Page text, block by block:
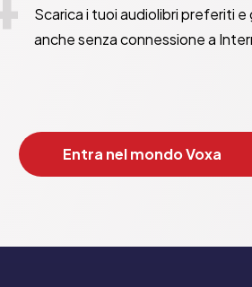
Scarica i tuoi audiolibri preferiti
anche senza connessione a
Entra nel mondo Voxa